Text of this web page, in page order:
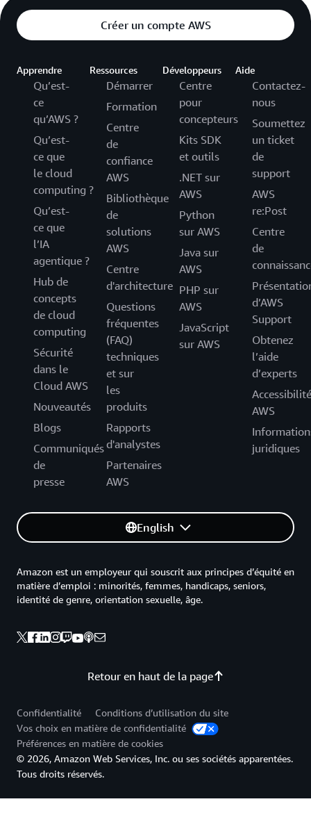
Créer un compte AWS
Apprendre
Qu’est-
ce
qu’AWS ?
Qu’est-
ce que
le cloud
computing ?
Qu’est-
ce que
l’IA
agentique ?
Hub de
concepts
de cloud
computing
Sécurité
dans le
Cloud AWS
Nouveautés
Blogs
Communiqués
de
presse
Ressources
Démarrer
Formation
Centre
de
confiance
AWS
Bibliothèque
de
solutions
AWS
Centre
d'architecture
Questions
fréquentes
(FAQ)
techniques
et sur
les
produits
Rapports
d'analystes
Partenaires
AWS
Développeurs
Centre
pour
concepteurs
Kits SDK
et outils
.NET sur
AWS
Python
sur AWS
Java sur
AWS
PHP sur
AWS
JavaScript
sur AWS
Aide
Contactez-
nous
Soumettez
un ticket
de
support
AWS
re:Post
Centre
de
d’AWS
Support
Obtenez
l’aide
d’experts
Accessibilité
AWS
juridiques
English
Retour en haut de la page
Amazon est un employeur qui souscrit aux principes d’équité en
matière d’emploi : minorités, femmes, handicaps, seniors,
identité de genre, orientation sexuelle, âge.
Confidentialité
Conditions d’utilisation du site
Vos choix en matière de confidentialité
Préférences en matière de cookies
© 2026, Amazon Web Services, Inc. ou ses sociétés apparentées.
Tous droits réservés.